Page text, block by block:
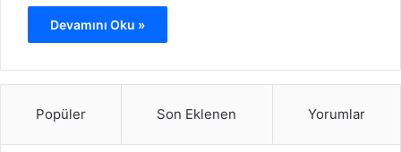
Devamını Oku »
Popüler Son Eklenen Yorumlar